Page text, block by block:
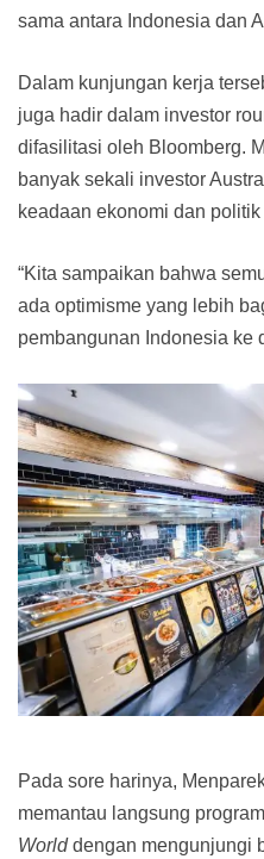
sama antara Indonesia dan
Dalam kunjungan kerja
juga hadir dalam investor
difasilitasi oleh Bloomberg.
banyak sekali investor
keadaan ekonomi dan
“Kita sampaikan bahwa
ada optimisme yang lebih
pembangunan Indonesia ke
Pada sore harinya,
memantau langsung
Worlddengan mengunjungi